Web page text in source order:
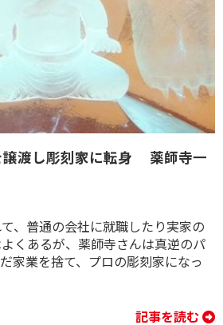
譲渡し彫刻家に転身 薬師寺一
、普通の会社に就職したり実家の
くあるが、薬師寺さんは真逆のパ
家業を捨て、プロの彫刻家になっ
記事を読む